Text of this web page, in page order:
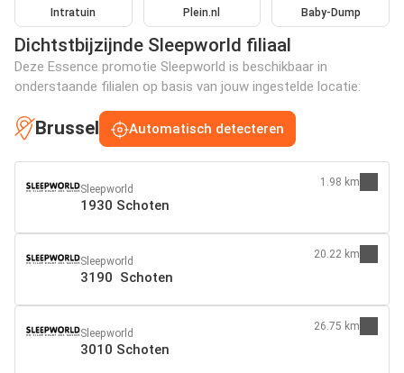
Intratuin Plein.nl Baby-Dump
Dichtstbijzijnde Sleepworld filiaal
Deze Essence promotie Sleepworld is beschikbaar in
onderstaande filialen op basis van jouw ingestelde locatie:
Brussel Automatisch detecteren
Sleepworld
1930 Schoten
1.98 km
Sleepworld
3190 Schoten
20.22 km
Sleepworld
3010 Schoten
26.75 km